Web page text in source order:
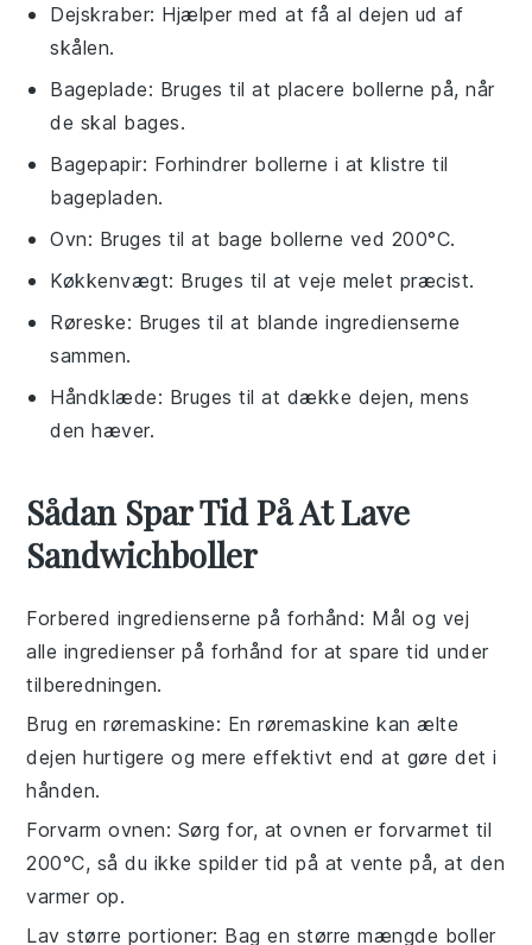
Dejskraber: Hjælper med at få al dejen ud af
skålen.
Bageplade: Bruges til at placere bollerne på, når
de skal bages.
Bagepapir: Forhindrer bollerne i at klistre til
bagepladen.
Ovn: Bruges til at bage bollerne ved 200°C.
Køkkenvægt: Bruges til at veje melet præcist.
Røreske: Bruges til at blande ingredienserne
sammen.
Håndklæde: Bruges til at dække dejen, mens
den hæver.
Sådan Spar Tid På At Lave
Sandwichboller
Forbered ingredienserne på forhånd: Mål og vej
alle ingredienser på forhånd for at spare tid under
tilberedningen.
Brug en røremaskine: En røremaskine kan ælte
dejen hurtigere og mere effektivt end at gøre det i
hånden.
Forvarm ovnen: Sørg for, at ovnen er forvarmet til
200°C, så du ikke spilder tid på at vente på, at den
varmer op.
Lav større portioner: Bag en større mængde boller